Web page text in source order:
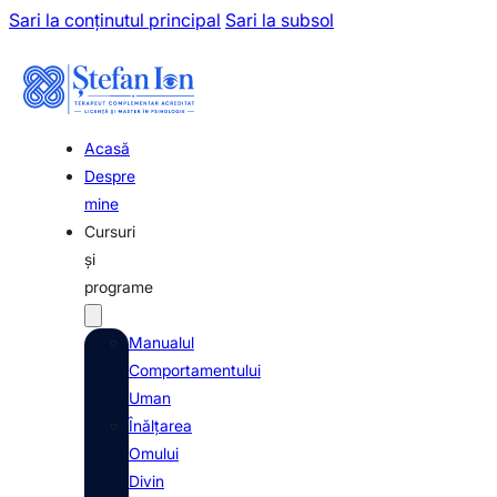
Sari la conținutul principal Sari la subsol
Acasă
Despre
mine
Cursuri
şi
programe
Manualul
Comportamentului
Uman
Înălţarea
Omului
Divin